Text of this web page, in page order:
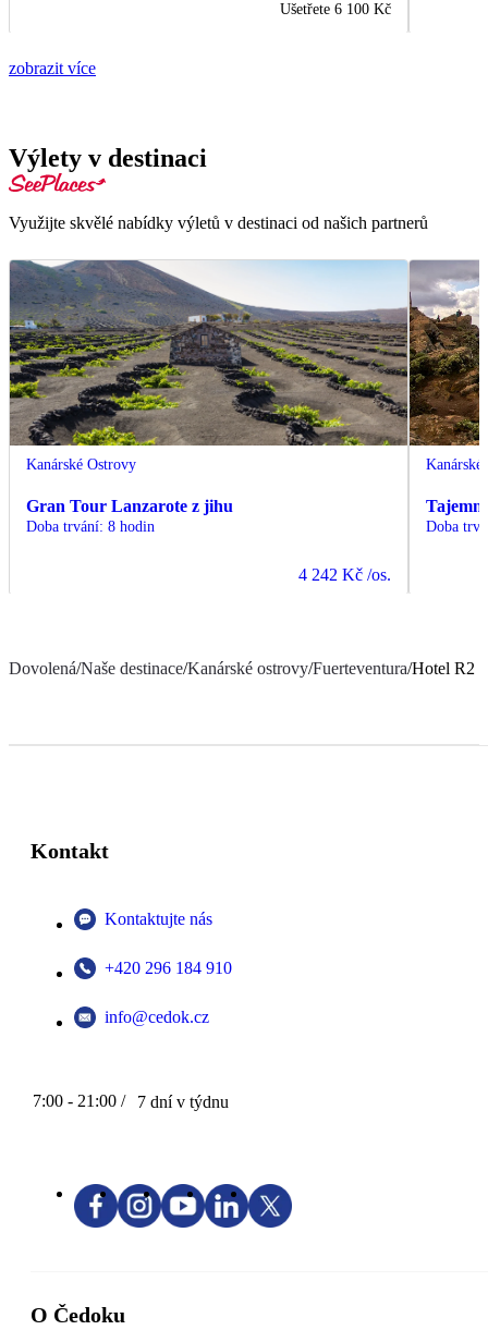
Ušetřete 6 100 Kč
zobrazit více
Výlety v destinaci
Využijte skvělé nabídky výletů v destinaci od našich partnerů
Kanárské Ostrovy
Gran Tour Lanzarote z jihu
Doba trvání: 8 hodin
4 242 Kč /os.
Doba
Dovolená/Naše destinace/Kanárské ostrovy/Fuerteventura/Hotel R2
Kontakt
Kontaktujte nás
+420 296 184 910
info@cedok.cz
7:00 - 21:00 / 7 dní v týdnu
O Čedoku